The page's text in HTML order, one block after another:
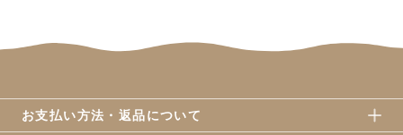
お支払い方法・返品について